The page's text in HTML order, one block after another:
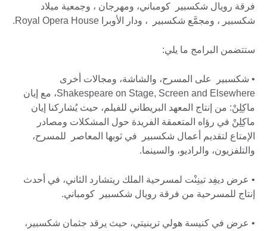
فرقة رويال شكسبير كومباني، ومهرجان ، وجمعية ميلاد
شكسبير ، ومجمَّع شكسبير ، ودار الأوبرا Royal Opera House.
ستتضمن البرامج ما يلي:
• شكسبير على المسرح، والشاشة، ومجالات أخرى
Shakespeare on Stage, Screen and Elsewhere، مع إيان
ماكِلِنْ: من إنتاج المعهد البريطاني للفيلم، حيث يُشاركنا إيان
ماكِلِنْ في رؤاه المتعمقة الفريدة حول المشكلات ومصادر
الإمتاع لتقديم أعمال شكسبير في ثوبها المعاصر للمسرح،
والتلفزيون، والراديو، والسينما.
• عرض ديفِد تينِنْت لمسرحية الملك ريتشارد الثاني، في أحدث
إنتاج للمسرحية من فرقة رويال شكسبير كومباني.
• عرض في كنيسة هولي ترينيتي، حيث يرقد جثمان شكسبير،